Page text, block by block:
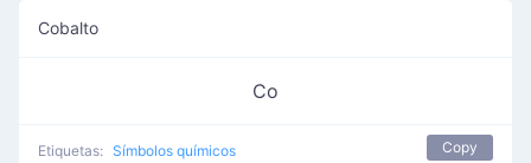
Cobalto
Co
Etiquetas: Símbolos químicos Copy